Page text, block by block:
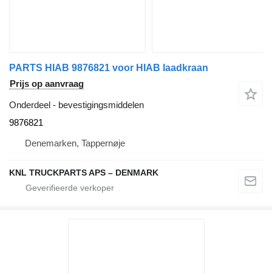
PARTS HIAB 9876821 voor HIAB laadkraan
Prijs op aanvraag
Onderdeel - bevestigingsmiddelen
9876821
Denemarken, Tappernøje
KNL TRUCKPARTS APS – DENMARK